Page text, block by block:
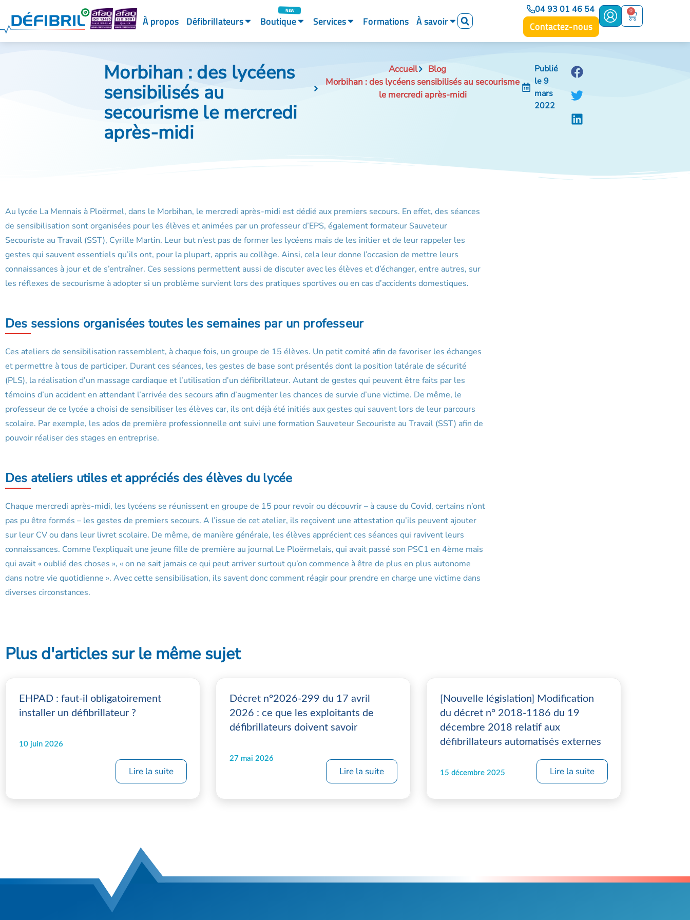
À propos Défibrillateurs Boutique Services Formations À savoir
04 93 01 46 54
Contactez-nous
0
Morbihan : des lycéens
sensibilisés au
secourisme le mercredi
après-midi
Accueil
Blog
Morbihan : des lycéens sensibilisés au secourisme
le mercredi après-midi
Publié
le9
mars
2022
Au lycée La Mennais à Ploërmel, dans le Morbihan, le mercredi après-midi est dédié aux premiers secours. En effet, des séances
de sensibilisation sont organisées pour les élèves et animées par un professeur d’EPS, également formateur Sauveteur
Secouriste au Travail (SST), Cyrille Martin. Leur but n’est pas de former les lycéens mais de les initier et de leur rappeler les
gestes qui sauvent essentiels qu’ils ont, pour la plupart, appris au collège. Ainsi, cela leur donne l’occasion de mettre leurs
connaissances à jour et de s’entraîner. Ces sessions permettent aussi de discuter avec les élèves et d’échanger, entre autres, sur
les réflexes de secourisme à adopter si un problème survient lors des pratiques sportives ou en cas d’accidents domestiques.
Des sessions organisées toutes les semaines par un professeur
Ces ateliers de sensibilisation rassemblent, à chaque fois, un groupe de 15 élèves. Un petit comité afin de favoriser les échanges
et permettre à tous de participer. Durant ces séances, les gestes de base sont présentés dont la position latérale de sécurité
(PLS), la réalisation d’un massage cardiaque et l’utilisation d’un défibrillateur. Autant de gestes qui peuvent être faits par les
témoins d’un accident en attendant l’arrivée des secours afin d’augmenter les chances de survie d’une victime. De même, le
professeur de ce lycée a choisi de sensibiliser les élèves car, ils ont déjà été initiés aux gestes qui sauvent lors de leur parcours
scolaire. Par exemple, les ados de première professionnelle ont suivi une formation Sauveteur Secouriste au Travail (SST) afin de
pouvoir réaliser des stages en entreprise.
Des ateliers utiles et appréciés des élèves du lycée
Chaque mercredi après-midi, les lycéens se réunissent en groupe de 15 pour revoir ou découvrir – à cause du Covid, certains n’ont
pas pu être formés – les gestes de premiers secours. A l’issue de cet atelier, ils reçoivent une attestation qu’ils peuvent ajouter
sur leur CV ou dans leur livret scolaire. De même, de manière générale, les élèves apprécient ces séances qui ravivent leurs
connaissances. Comme l’expliquait une jeune fille de première au journal Le Ploërmelais, qui avait passé son PSC1 en 4ème mais
qui avait « oublié des choses », « on ne sait jamais ce qui peut arriver surtout qu’on commence à être de plus en plus autonome
dans notre vie quotidienne ». Avec cette sensibilisation, ils savent donc comment réagir pour prendre en charge une victime dans
diverses circonstances.
Plus d'articles sur le même sujet
EHPAD : faut-il obligatoirement
installer un défibrillateur ?
10 juin 2026
Lire la suite
Décret n°2026-299 du 17 avril
2026 : ce que les exploitants de
défibrillateurs doivent savoir
27 mai 2026
Lire la suite
[Nouvelle législation] Modification
du décret n° 2018-1186 du 19
décembre 2018 relatif aux
défibrillateurs automatisés externes
15 décembre 2025 Lire la suite